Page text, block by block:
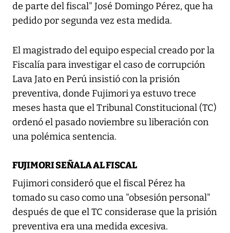
de parte del fiscal" José Domingo Pérez, que ha
pedido por segunda vez esta medida.
El magistrado del equipo especial creado por la
Fiscalía para investigar el caso de corrupción
Lava Jato en Perú insistió con la prisión
preventiva, donde Fujimori ya estuvo trece
meses hasta que el Tribunal Constitucional (TC)
ordenó el pasado noviembre su liberación con
una polémica sentencia.
FUJIMORI SEÑALA AL FISCAL
Fujimori consideró que el fiscal Pérez ha
tomado su caso como una "obsesión personal"
después de que el TC considerase que la prisión
preventiva era una medida excesiva.